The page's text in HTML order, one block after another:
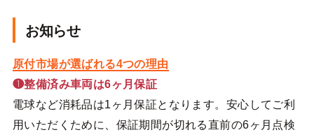
お知らせ
原付市場が選ばれる4つの理由
❶整備済み車両は6ヶ月保証
電球など消耗品は1ヶ月保証となります。安心してご利
用いただくために、保証期間が切れる直前の6ヶ月点検